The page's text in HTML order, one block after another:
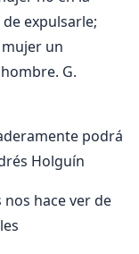
expulsarle;
un
G.
podrá
Holguín
hace ver de